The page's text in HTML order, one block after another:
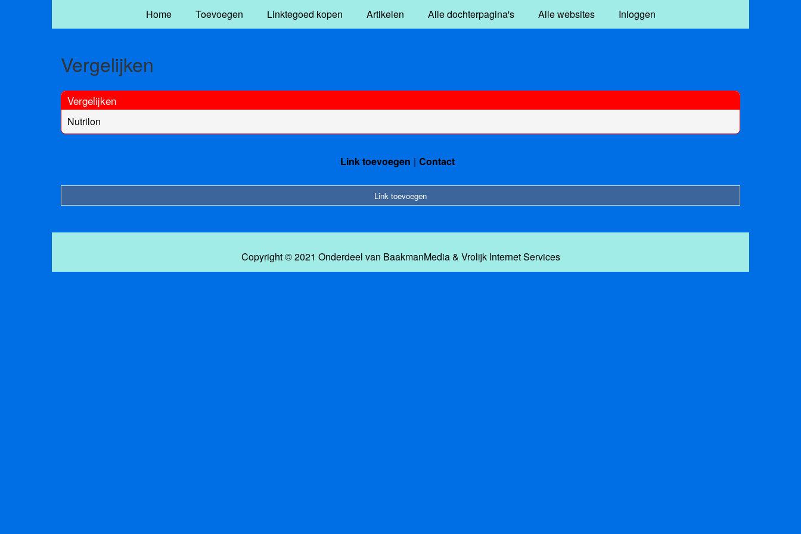
Home Toevoegen Linktegoed kopen Artikelen Alle dochterpagina's Alle websites Inloggen
Vergelijken
Vergelijken
Nutrilon
Link toevoegen Contact
Link toevoegen
Copyright © 2021 Onderdeel van BaakmanMedia& Vrolijk Internet Services